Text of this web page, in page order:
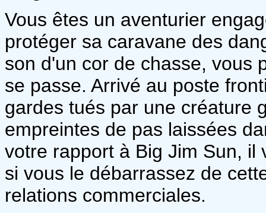
Vous êtes un aventurier
protéger sa caravane des
son d'un cor de chasse, vous
se passe. Arrivé au poste
gardes tués par une créature
empreintes de pas laissées
votre rapport à Big Jim Sun,
si vous le débarrassez de
relations commerciales.